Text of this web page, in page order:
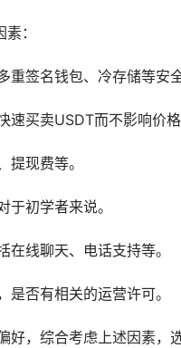
：
重签名钱包、冷存储等安
买卖USDT而不影响价格
现费等。
初学者来说。
线聊天、电话支持等。
否有相关的运营许可。
好，综合考虑上述因素，